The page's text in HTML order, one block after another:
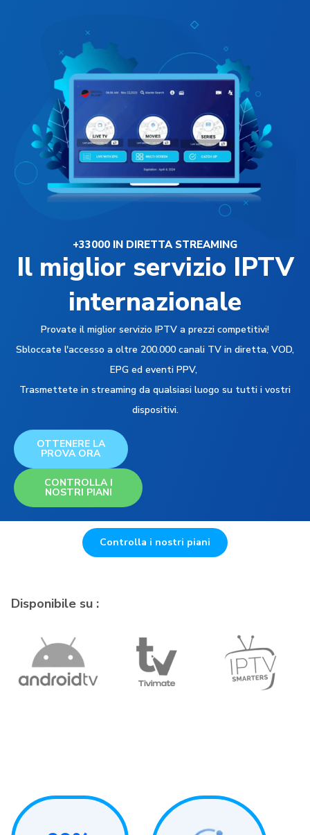
+33000 IN DIRETTA STREAMING
Il miglior servizio IPTV
internazionale
Provate il miglior servizio IPTV a prezzi competitivi!
Sbloccate l'accesso a oltre 200.000 canali TV in diretta, VOD,
EPG ed eventi PPV,
Trasmettete in streaming da qualsiasi luogo su tutti i vostri
dispositivi.
OTTENERE LA
PROVA ORA
CONTROLLA I
NOSTRI PIANI
Controlla i nostri piani
Disponibile su :